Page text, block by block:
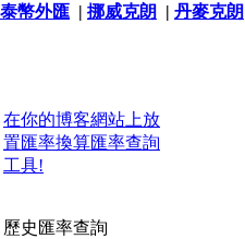
泰幣外匯 | 挪威克朗 | 丹麥克朗
在你的博客網站上放
置匯率換算匯率查詢
工具!
歷史匯率查詢